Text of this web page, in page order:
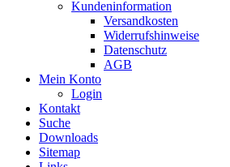
Kundeninformation
Versandkosten
Widerrufshinweise
Datenschutz
AGB
Mein Konto
Login
Kontakt
Suche
Downloads
Sitemap